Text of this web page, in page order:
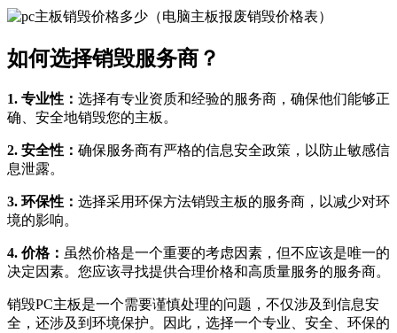
如何选择销毁服务商？
1. 专业性： 选择有专业资质和经验的服务商，确保他们能够正
确、安全地销毁您的主板。
2. 安全性： 确保服务商有严格的信息安全政策，以防止敏感信
息泄露。
3. 环保性： 选择采用环保方法销毁主板的服务商，以减少对环
境的影响。
4. 价格： 虽然价格是一个重要的考虑因素，但不应该是唯一的
决定因素。您应该寻找提供合理价格和高质量服务的服务商。
销毁PC主板是一个需要谨慎处理的问题，不仅涉及到信息安
全，还涉及到环境保护。因此，选择一个专业、安全、环保的